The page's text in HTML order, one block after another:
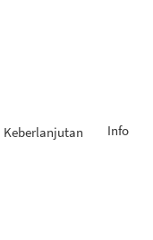
Keberlanjutan Info